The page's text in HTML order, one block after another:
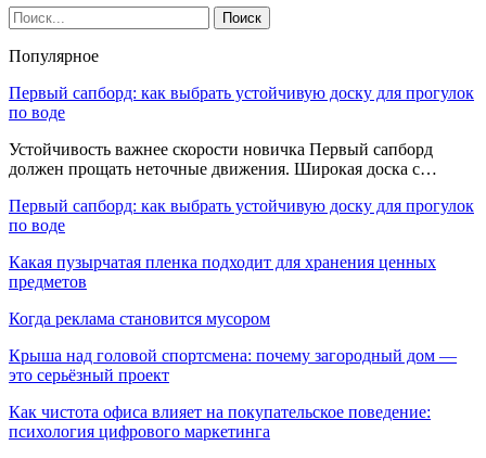
Популярное
Первый сапборд: как выбрать устойчивую доску для прогулок
по воде
Устойчивость важнее скорости новичка Первый сапборд
должен прощать неточные движения. Широкая доска с…
Первый сапборд: как выбрать устойчивую доску для прогулок
по воде
Какая пузырчатая пленка подходит для хранения ценных
предметов
Когда реклама становится мусором
Крыша над головой спортсмена: почему загородный дом —
это серьёзный проект
Как чистота офиса влияет на покупательское поведение:
психология цифрового маркетинга